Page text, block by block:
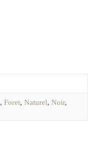
, Foret, Naturel, Noir,